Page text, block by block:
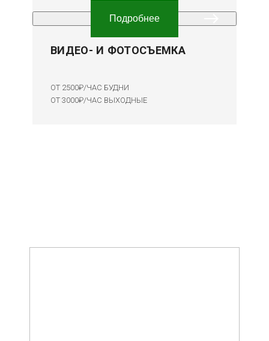
Подробнее
ВИДЕО- И ФОТОСЪЕМКА
ОТ 2500₽/ЧАС БУДНИ
ОТ 3000₽/ЧАС ВЫХОДНЫЕ